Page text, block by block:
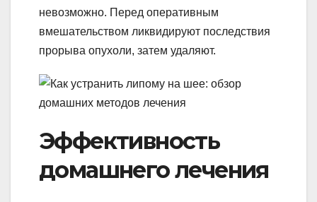
невозможно. Перед оперативным
вмешательством ликвидируют последствия
прорыва опухоли, затем удаляют.
Эффективность
домашнего лечения